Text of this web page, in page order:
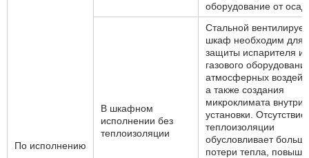
По исполнению
оборудование от
В шкафном
исполнении без
теплоизоляции
Стальной
шкаф необходим для
защиты испарителя и
газового
атмосферных
а также создания
микроклимата внутри
установки. Отсутствие
теплоизоляции
обусловливает
потери тепла,